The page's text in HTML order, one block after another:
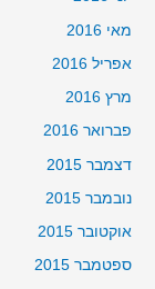
מאי 2016
אפריל 2016
מרץ 2016
פברואר 2016
דצמבר 2015
נובמבר 2015
אוקטובר 2015
ספטמבר 2015